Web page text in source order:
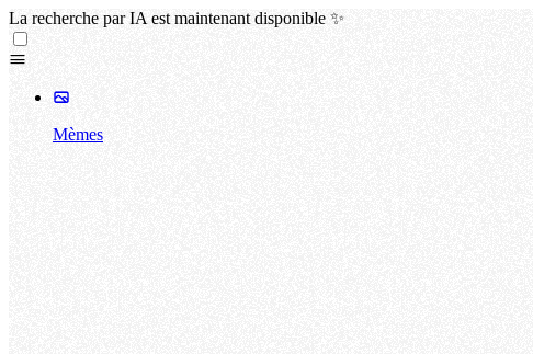
La recherche par IA est maintenant disponible ✨
Mèmes